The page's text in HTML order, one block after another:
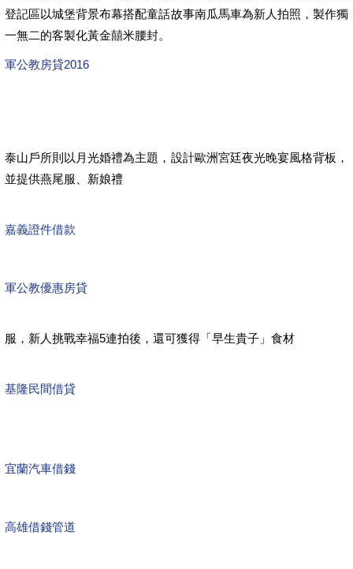
登記區以城堡背景布幕搭配童話故事南瓜馬車為新人拍照，製作獨
一無二的客製化黃金囍米腰封。
軍公教房貸2016
泰山戶所則以月光婚禮為主題，設計歐洲宮廷夜光晚宴風格背板，
並提供燕尾服、新娘禮
嘉義證件借款
軍公教優惠房貸
服，新人挑戰幸福5連拍後，還可獲得「早生貴子」食材
基隆民間借貸
宜蘭汽車借錢
高雄借錢管道